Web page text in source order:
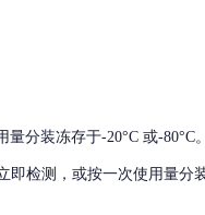
分装冻存于-20°C 或-80°C。
检测，或按一次使用量分